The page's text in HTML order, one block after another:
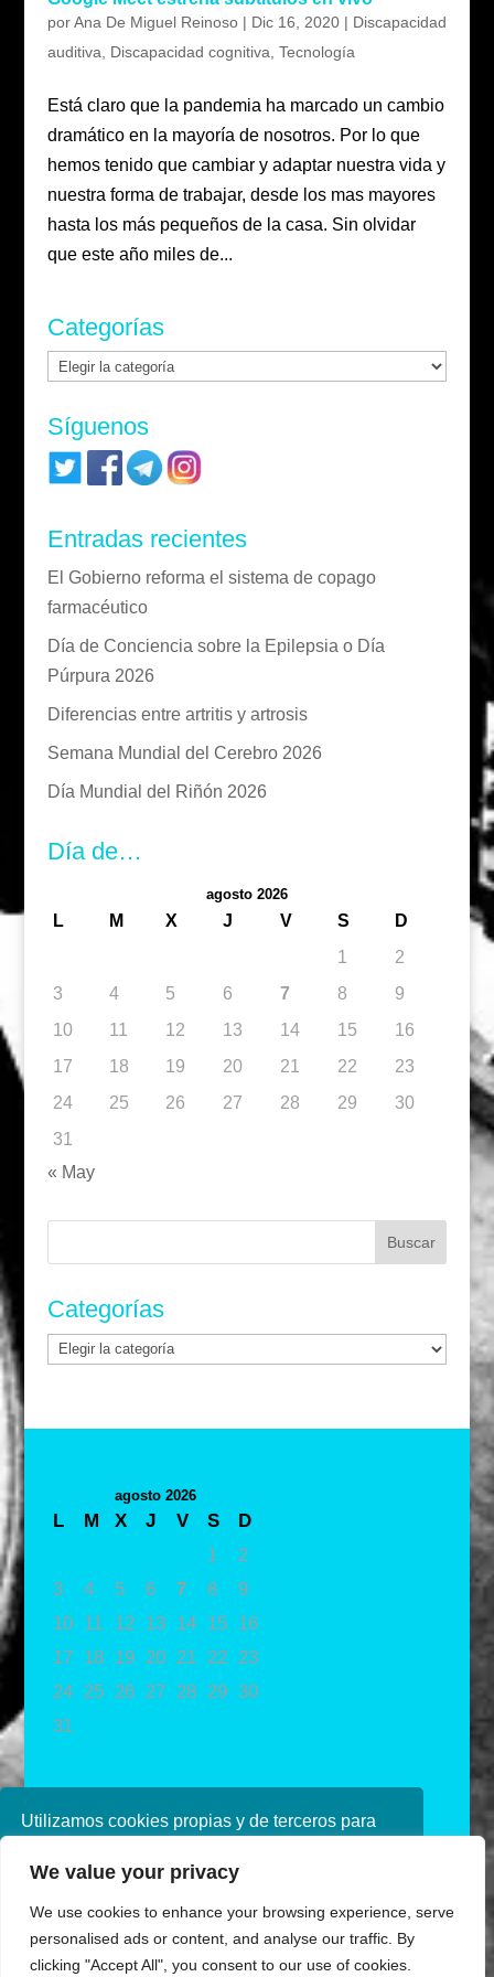
Utilizamos cookies propias y de terceros para
navegando, consideramos que acepta su uso.
política de cookies consulte nuestra
Política de
privacidad
We value your privacy
We use cookies to enhance your browsing experience, serve
personalised ads or content, and analyse our traffic. By
clicking "Accept All", you consent to our use of cookies.
porAna De Miguel Reinoso| Dic 16, 2020| Discapacidad
auditiva
Discapacidad cognitiva Tecnología
Está claro que la pandemia ha marcado un cambio
dramático en la mayoría de nosotros. Por lo que
hemos tenido que cambiar y adaptar nuestra vida y
nuestra forma de trabajar, desde los mas mayores
hasta los más pequeños de la casa. Sin olvidar
que este año miles de...
Categorías
Categorías
Síguenos
Entradas recientes
El Gobierno reforma el sistema de copago
farmacéutico
Día de Conciencia sobre la Epilepsia o Día
Púrpura 2026
Diferencias entre artritis y artrosis
Semana Mundial del Cerebro 2026
Día Mundial del Riñón 2026
Día de…
agosto 2026
L M X J V S
D
1
2
3
4 5 6 7 8
9
10
11 12 13 14 15
16
17
18 19 20 21 22
23
24
25 26 27 28 29
30
31
« May
Categorías
Categorías
agosto 2026
L M X J V S
D
1
2
3
4 5 6 7 8
9
10
11 12 13 14 15
16
17
18 19 20 21 22
23
24
25 26 27 28 29 30
31